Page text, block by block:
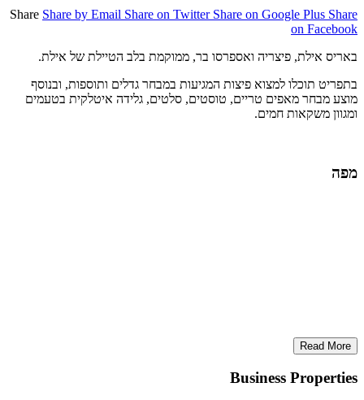
Share Share by Email Share on Twitter Share on Google Plus Share
on Facebook
באריס אילת, פיצריה ואספרסו בר, ממוקמת בלב הטיילת של אילת.
בתפריט תוכלו למצוא פיצות המגיעות במבחר גדלים ותוספות, ובנוסף
מוצע מבחר מאפים טריים, טוסטים, סלטים, גלידה איטלקית בטעמים
ומגוון משקאות חמים.
מפה
Read More
Business Properties